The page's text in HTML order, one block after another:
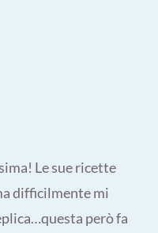
Le sue ricette
difficilmente mi
però fa